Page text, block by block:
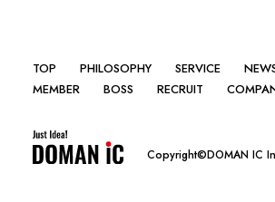
Copyright©DOMAN IC
TOP PHILOSOPHY SERVICE
MEMBER
BOSS RECRUIT